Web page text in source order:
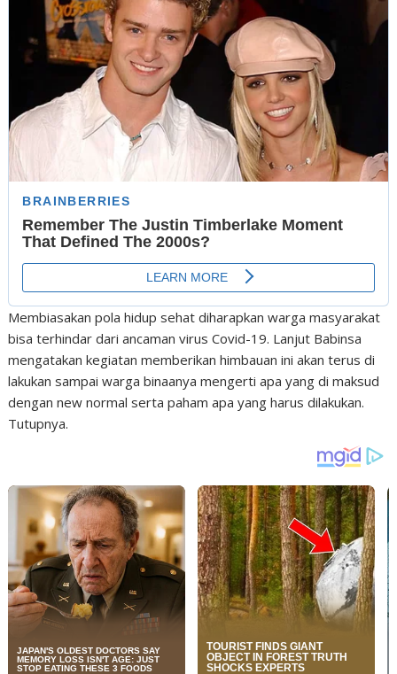
Membiasakan pola hidup sehat diharapkan warga masyarakat
bisa terhindar dari ancaman virus Covid-19. Lanjut Babinsa
mengatakan kegiatan memberikan himbauan ini akan terus di
lakukan sampai warga binaanya mengerti apa yang di maksud
dengan new normal serta paham apa yang harus dilakukan.
Tutupnya.